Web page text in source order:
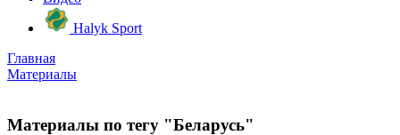
Halyk Sport
Главная
Материалы
Материалы по тегу "Беларусь"